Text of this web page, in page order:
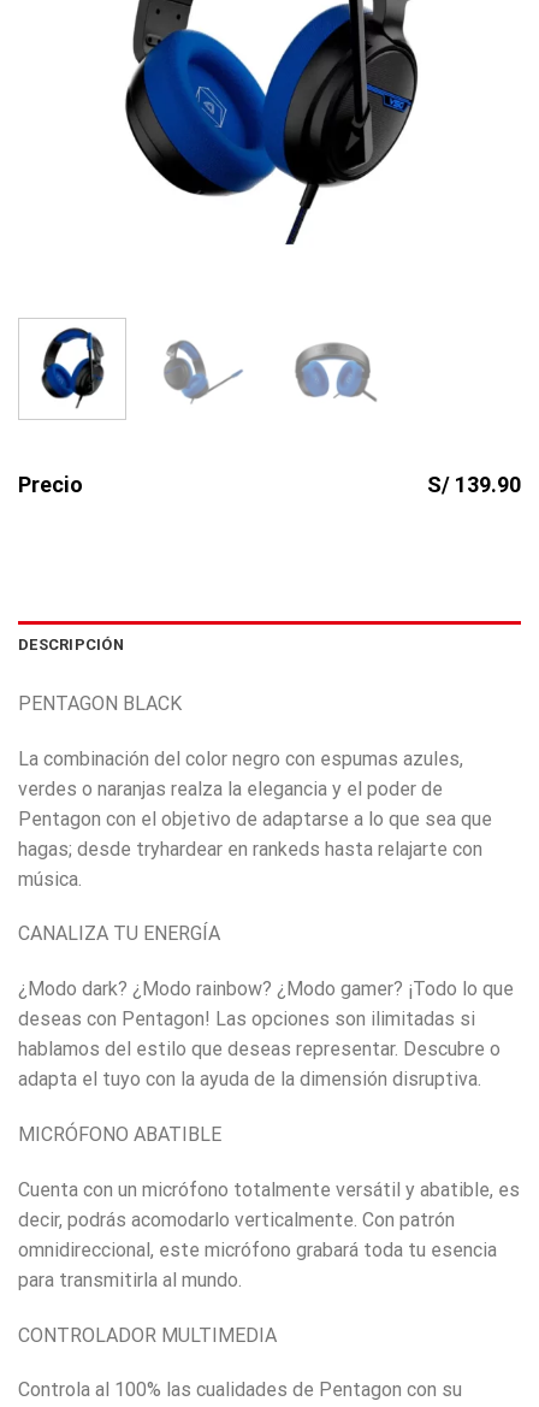
Precio S/ 139.90
DESCRIPCIÓN
PENTAGON BLACK
La combinación del color negro con espumas azules,
verdes o naranjas realza la elegancia y el poder de
Pentagon con el objetivo de adaptarse a lo que sea que
hagas; desde tryhardear en rankeds hasta relajarte con
música.
CANALIZA TU ENERGÍA
¿Modo dark? ¿Modo rainbow? ¿Modo gamer? ¡Todo lo que
deseas con Pentagon! Las opciones son ilimitadas si
hablamos del estilo que deseas representar. Descubre o
adapta el tuyo con la ayuda de la dimensión disruptiva.
MICRÓFONO ABATIBLE
Cuenta con un micrófono totalmente versátil y abatible, es
decir, podrás acomodarlo verticalmente. Con patrón
omnidireccional, este micrófono grabará toda tu esencia
para transmitirla al mundo.
CONTROLADOR MULTIMEDIA
Controla al 100% las cualidades de Pentagon con su